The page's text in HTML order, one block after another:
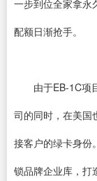
一步到位全家拿永
配额日渐抢手。
由于EB-1C项目
司的同时，在美国
接客户的绿卡身份
锁品牌企业库，打